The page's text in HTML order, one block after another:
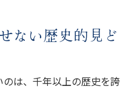
ない歴史的見ど
は、千年以上の歴史を誇